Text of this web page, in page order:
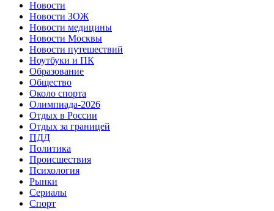
Новости
Новости ЗОЖ
Новости медицины
Новости Москвы
Новости путешествий
Ноутбуки и ПК
Образование
Общество
Около спорта
Олимпиада-2026
Отдых в России
Отдых за границей
ПДД
Политика
Происшествия
Психология
Рынки
Сериалы
Спорт